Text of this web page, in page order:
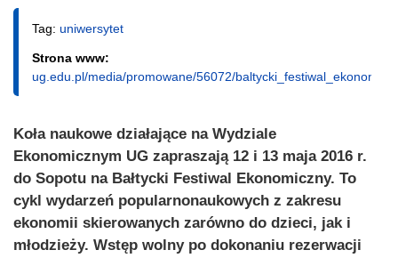
Tag: uniwersytet
Strona www:
ug.edu.pl/media/promowane/56072/
Koła naukowe działające na Wydziale
Ekonomicznym UG zapraszają 12 i 13 maja 2016 r.
do Sopotu na Bałtycki Festiwal Ekonomiczny. To
cykl wydarzeń popularnonaukowych z zakresu
ekonomii skierowanych zarówno do dzieci, jak i
młodzieży. Wstęp wolny po dokonaniu rezerwacji